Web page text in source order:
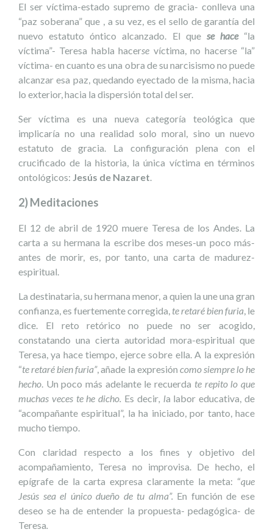
El ser víctima-estado supremo de gracia- conlleva una
“paz soberana”­­ que , a su vez, es el sello de garantía del
nuevo estatuto óntico alcanzado. El que se hace“la
víctima”- Teresa habla hacerse víctima, no hacerse “la”
víctima- en cuanto es una obra de su narcisismo no puede
alcanzar esa paz, quedando eyectado de la misma, hacia
lo exterior, hacia la dispersión total del ser.
Ser víctima es una nueva categoría teológica que
implicaría no una realidad solo moral, sino un nuevo
estatuto de gracia. La configuración plena con el
crucificado de la historia, la única víctima en términos
ontológicos: Jesús de Nazaret.
2) Meditaciones
El 12 de abril de 1920 muere Teresa de los Andes. La
carta a su hermana la escribe dos meses-un poco más-
antes de morir, es, por tanto, una carta de madurez-
espiritual.
La destinataria, su hermana menor, a quien la une una gran
confianza, es fuertemente corregida, te retaré bien furia, le
dice. El reto retórico no puede no ser acogido,
constatando una cierta autoridad mora-espiritual que
Teresa, ya hace tiempo, ejerce sobre ella. A la expresión
“te retaré bien furia”, añade la expresión como siempre lo he
hecho. Un poco más adelante le recuerda te repito lo que
muchas veces te he dicho. Es decir, la labor educativa, de
“acompañante espiritual”, la ha iniciado, por tanto, hace
mucho tiempo.
Con claridad respecto a los fines y objetivo del
acompañamiento, Teresa no improvisa. De hecho, el
epígrafe de la carta expresa claramente la meta: “que
Jesús sea el único dueño de tu alma”. En función de ese
deseo se ha de entender la propuesta- pedagógica- de
Teresa.